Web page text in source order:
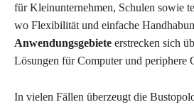
für Kleinunternehmen, Schulen sowie
wo Flexibilität und einfache
Anwendungsgebiete erstrecken sich
Lösungen für Computer und periphere
In vielen Fällen überzeugt die